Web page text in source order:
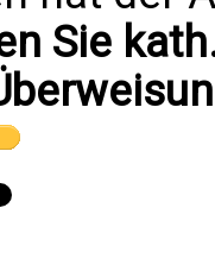
Sie